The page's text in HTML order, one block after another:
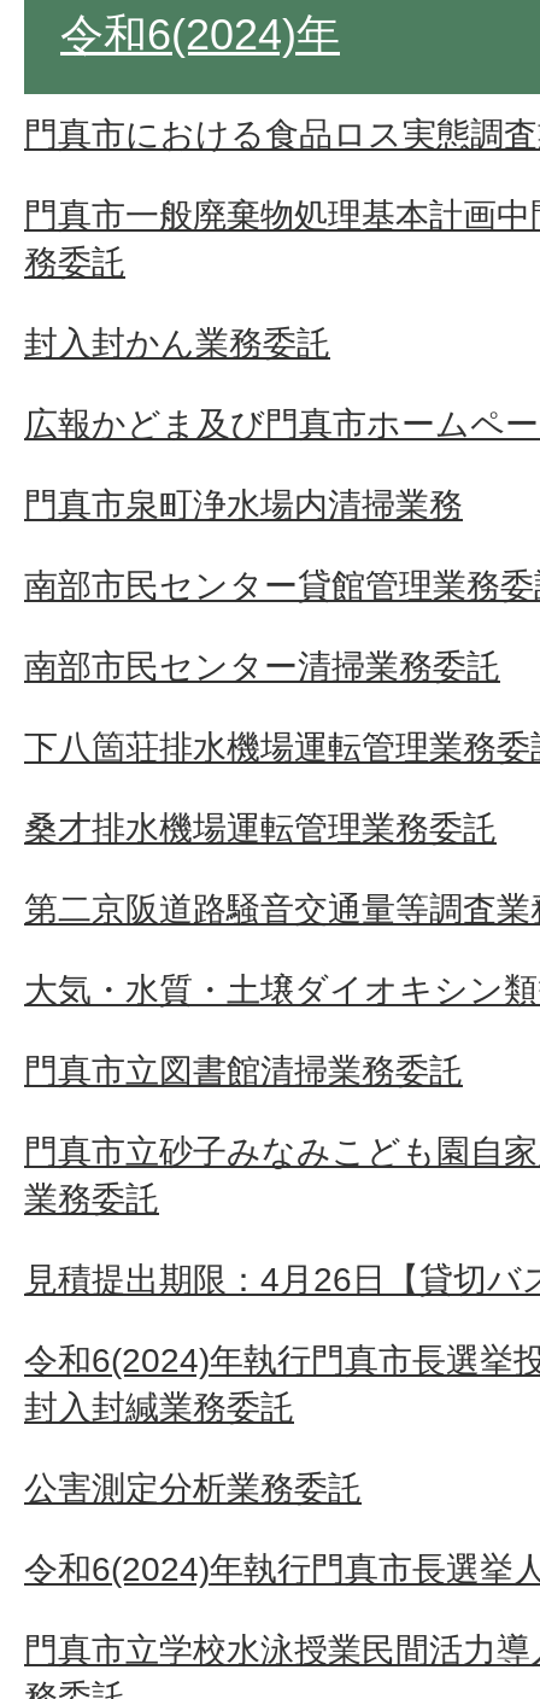
令和6(2024)年
門真市における食品ロス実態調
門真市一般廃棄物処理基本計画
務委託
封入封かん業務委託
広報かどま及び門真市ホームペ
門真市泉町浄水場内清掃業務
南部市民センター貸館管理業務
南部市民センター清掃業務委託
下八箇荘排水機場運転管理業務委
桑才排水機場運転管理業務委託
第二京阪道路騒音交通量等調査業
大気・水質・土壌ダイオキシン
門真市立図書館清掃業務委託
門真市立砂子みなみこども園自
業務委託
見積提出期限：4月26日【貸切バ
令和6(2024)年執行門真市長選挙
封入封緘業務委託
公害測定分析業務委託
令和6(2024)年執行門真市長選挙
門真市立学校水泳授業民間活力